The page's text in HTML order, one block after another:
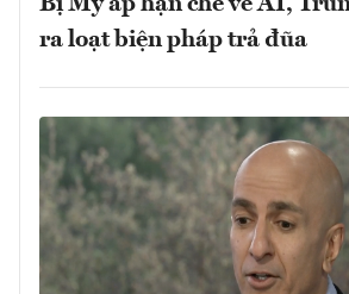
Bị Mỹ áp hạn chế về AI,
ra loạt biện pháp trả đũa